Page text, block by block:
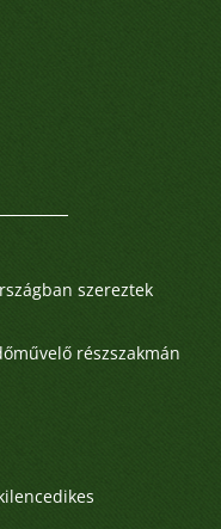
szereztek
részszakmán